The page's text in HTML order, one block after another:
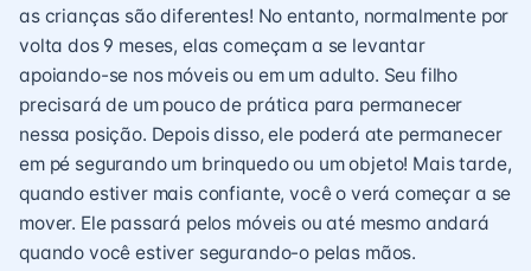
as crianças são diferentes! No entanto, normalmente por
volta dos 9 meses, elas começam a se levantar
apoiando-se nos móveis ou em um adulto. Seu filho
precisará de um pouco de prática para permanecer
nessa posição. Depois disso, ele poderá ate permanecer
em pé segurando um brinquedo ou um objeto! Mais tarde,
quando estiver mais confiante, você o verá começar a se
mover. Ele passará pelos móveis ou até mesmo andará
quando você estiver segurando-o pelas mãos.